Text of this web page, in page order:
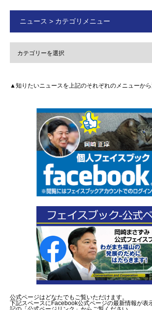
ニュース > カテゴリメニュー
▲知りたいニュースを上記のそれぞれのメニューから
公式ページはどなたでもご覧いただけます。
下記スペースにFacebook公式ページの最新情報が表